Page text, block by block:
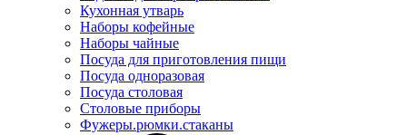
Кухонная утварь
Наборы кофейные
Наборы чайные
Посуда для приготовления пищи
Посуда одноразовая
Посуда столовая
Столовые приборы
Фужеры.рюмки.стаканы